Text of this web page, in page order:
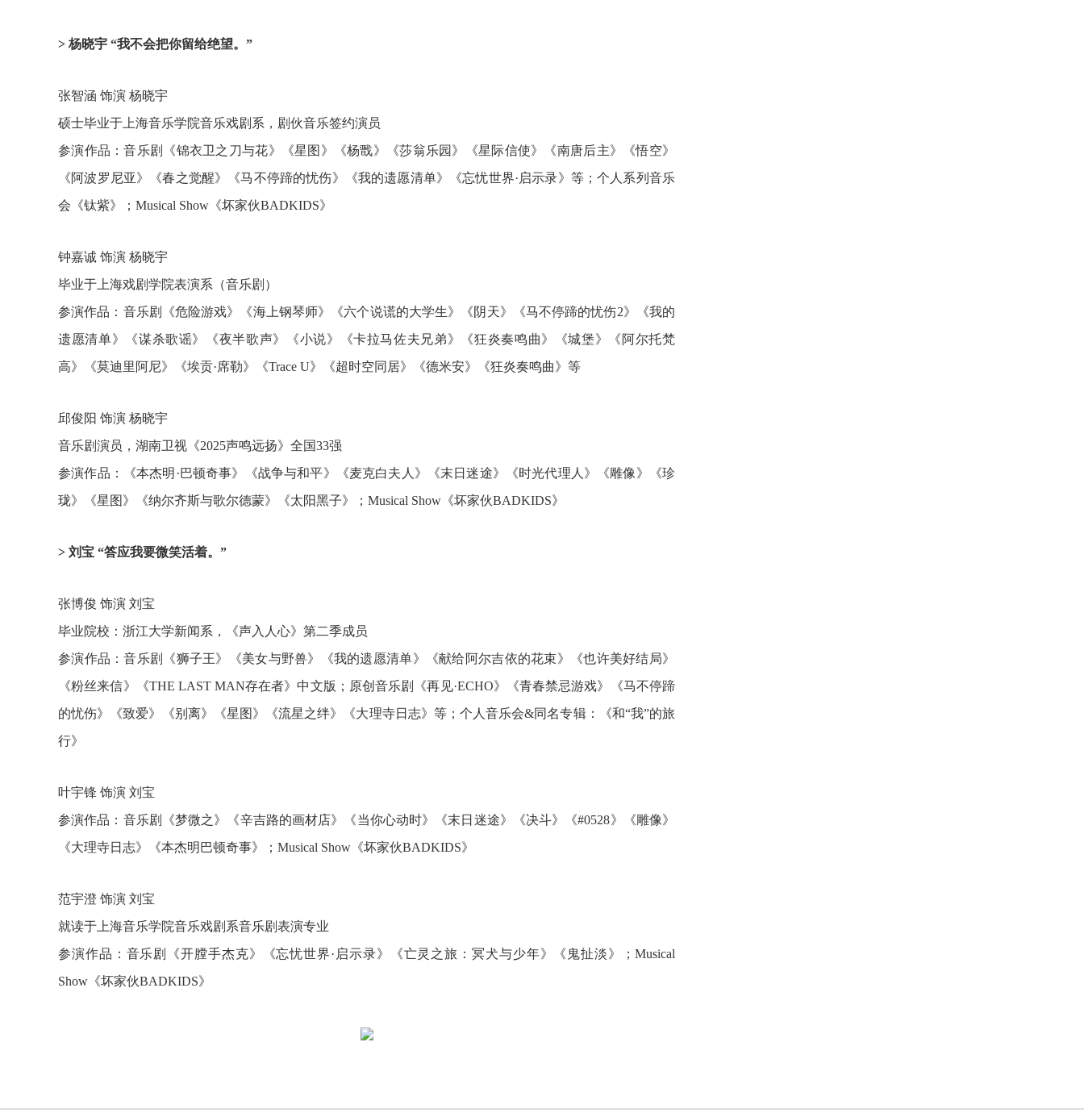
> 杨晓宇 “我不会把你留给绝望。”
张智涵 饰演 杨晓宇
硕士毕业于上海音乐学院音乐戏剧系，剧伙音乐签约演员
参演作品：音乐剧《锦衣卫之刀与花》《星图》《杨戬》《莎翁乐园》《星际信使》《南唐后主》《悟空》
《阿波罗尼亚》《春之觉醒》《马不停蹄的忧伤》《我的遗愿清单》《忘忧世界·启示录》等；个人系列音乐
会《钛紫》；Musical Show《坏家伙BADKIDS》
钟嘉诚 饰演 杨晓宇
毕业于上海戏剧学院表演系（音乐剧）
参演作品：音乐剧《危险游戏》《海上钢琴师》《六个说谎的大学生》《阴天》《马不停蹄的忧伤2》《我的
遗愿清单》《谋杀歌谣》《夜半歌声》《小说》《卡拉马佐夫兄弟》《狂炎奏鸣曲》《城堡》《阿尔托梵
高》《莫迪里阿尼》《埃贡·席勒》《Trace U》《超时空同居》《德米安》《狂炎奏鸣曲》等
邱俊阳 饰演 杨晓宇
音乐剧演员，湖南卫视《2025声鸣远扬》全国33强
参演作品：《本杰明·巴顿奇事》《战争与和平》《麦克白夫人》《末日迷途》《时光代理人》《雕像》《珍
珑》《星图》《纳尔齐斯与歌尔德蒙》《太阳黑子》；Musical Show《坏家伙BADKIDS》
> 刘宝 “答应我要微笑活着。”
张博俊 饰演 刘宝
毕业院校：浙江大学新闻系，《声入人心》第二季成员
参演作品：音乐剧《狮子王》《美女与野兽》《我的遗愿清单》《献给阿尔吉依的花束》《也许美好结局》
《粉丝来信》《THE LAST MAN存在者》中文版；原创音乐剧《再见·ECHO》《青春禁忌游戏》《马不停蹄
的忧伤》《致爱》《别离》《星图》《流星之绊》《大理寺日志》等；个人音乐会&同名专辑：《和“我”的旅
行》
叶宇锋 饰演 刘宝
参演作品：音乐剧《梦微之》《辛吉路的画材店》《当你心动时》《末日迷途》《决斗》《#0528》《雕像》
《大理寺日志》《本杰明巴顿奇事》；Musical Show《坏家伙BADKIDS》
范宇澄 饰演 刘宝
就读于上海音乐学院音乐戏剧系音乐剧表演专业
参演作品：音乐剧《开膛手杰克》《忘忧世界·启示录》《亡灵之旅：冥犬与少年》《鬼扯淡》；Musical
Show《坏家伙BADKIDS》